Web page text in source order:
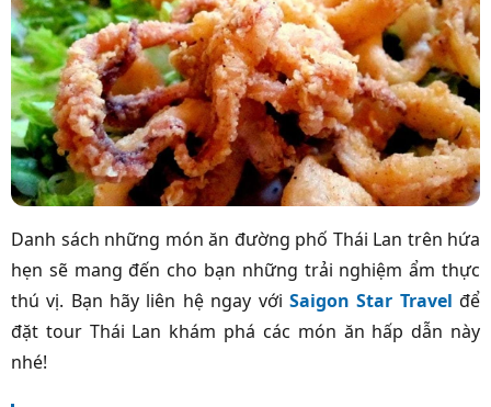
Danh sách những món ăn đường phố Thái Lan trên hứa
hẹn sẽ mang đến cho bạn những trải nghiệm ẩm thực
thú vị. Bạn hãy liên hệ ngay với Saigon Star Travel để
đặt tour Thái Lan khám phá các món ăn hấp dẫn này
nhé!